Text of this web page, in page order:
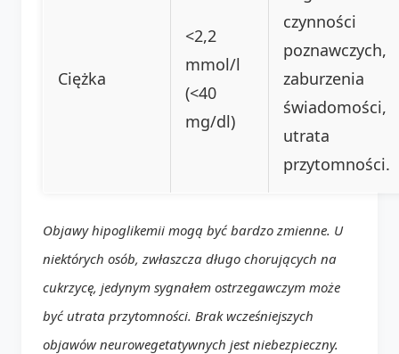
Ciężka
<2,2
mmol/l
(<40
mg/dl)
czynności
poznawczych,
zaburzenia
świadomości,
utrata
przytomności.
Objawy hipoglikemii mogą być bardzo zmienne. U
niektórych osób, zwłaszcza długo chorujących na
cukrzycę, jedynym sygnałem ostrzegawczym może
być utrata przytomności. Brak wcześniejszych
objawów neurowegetatywnych jest niebezpieczny.